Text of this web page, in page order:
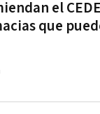
el
que